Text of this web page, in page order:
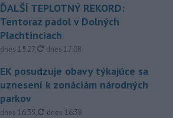
ĎALŠÍ TEPLOTNÝ REKORD:
Tentoraz padol v Dolných
Plachtinciach
dnes 15:27, aktualizované
dnes 17:08
EK posudzuje obavy týkajúce sa
uznesení k zonáciám národných
parkov
dnes 16:35, aktualizované
dnes 16:38